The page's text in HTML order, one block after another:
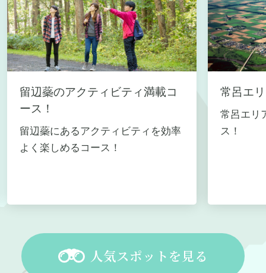
留辺蘂のアクティビティ満載コ
ース！
留辺蘂にあるアクティビティを効率
よく楽しめるコース！
常呂エ
常呂エリ
ス！
人気スポットを見る